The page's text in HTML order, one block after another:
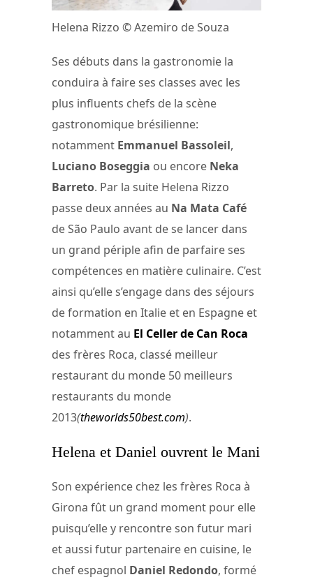
Helena Rizzo © Azemiro de Souza
Ses débuts dans la gastronomie la
conduira à faire ses classes avec les
plus influents chefs de la scène
gastronomique brésilienne:
notamment Emmanuel Bassoleil,
Luciano Boseggia ou encore Neka
Barreto. Par la suite Helena Rizzo
passe deux années au Na Mata Café
de São Paulo avant de se lancer dans
un grand périple afin de parfaire ses
compétences en matière culinaire. C’est
ainsi qu’elle s’engage dans des séjours
de formation en Italie et en Espagne et
notamment au El Celler de Can Roca
des frères Roca, classé meilleur
restaurant du monde 50 meilleurs
restaurants du monde
2013(theworlds50best.com).
Helena et Daniel ouvrent le Mani
Son expérience chez les frères Roca à
Girona fût un grand moment pour elle
puisqu’elle y rencontre son futur mari
et aussi futur partenaire en cuisine, le
chef espagnol Daniel Redondo, formé